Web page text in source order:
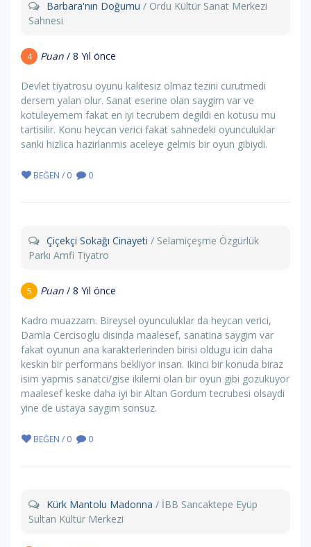
Barbara'nın Doğumu / Ordu Kültür Sanat Merkezi
Sahnesi
4 Puan / 8 Yıl önce
Devlet tiyatrosu oyunu kalitesiz olmaz tezini curutmedi
dersem yalan olur. Sanat eserine olan saygim var ve
kotuleyemem fakat en iyi tecrubem degildi en kotusu mu
tartisilir. Konu heycan verici fakat sahnedeki oyunculuklar
sanki hizlica hazirlanmis aceleye gelmis bir oyun gibiydi.
BEĞEN / 0 0
Çiçekçi Sokağı Cinayeti / Selamiçeşme Özgürlük
Parkı Amfi Tiyatro
5 Puan / 8 Yıl önce
Kadro muazzam. Bireysel oyunculuklar da heycan verici,
Damla Cercisoglu disinda maalesef, sanatina saygim var
fakat oyunun ana karakterlerinden birisi oldugu icin daha
keskin bir performans bekliyor insan. Ikinci bir konuda biraz
isim yapmis sanatci/gise ikilemi olan bir oyun gibi gozukuyor
maalesef keske daha iyi bir Altan Gordum tecrubesi olsaydi
yine de ustaya saygim sonsuz.
BEĞEN / 0 0
Kürk Mantolu Madonna / İBB Sancaktepe Eyüp
Sultan Kültür Merkezi